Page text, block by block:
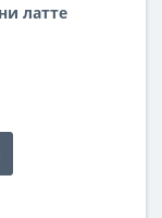
латте